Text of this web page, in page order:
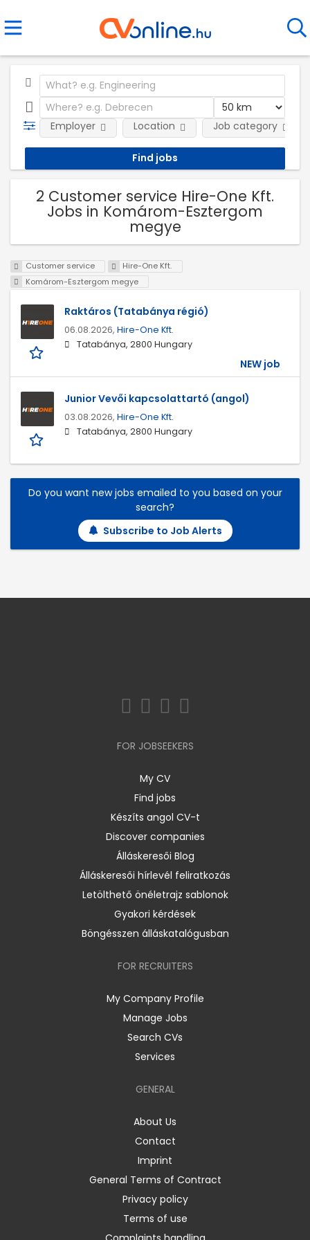
Employer Location Job category
2 Customer service Hire-One Kft.
Jobs in Komárom-Esztergom
megye
Customer service
Hire-One Kft.
Komárom-Esztergom megye
Raktáros (Tatabánya régió)
06.08.2026, Hire-One Kft.
Tatabánya, 2800 Hungary
NEW job
Junior Vevői kapcsolattartó (angol)
03.08.2026, Hire-One Kft.
Tatabánya, 2800 Hungary
Do you want new jobs emailed to you based on your
search?
Subscribe to Job Alerts
FOR JOBSEEKERS
My CV
Find jobs
Készíts angol CV-t
Discover companies
Álláskeresői Blog
Álláskeresői hírlevél feliratkozás
Letölthető önéletrajz sablonok
Gyakori kérdések
Böngésszen álláskatalógusban
FOR RECRUITERS
My Company Profile
Manage Jobs
Search CVs
Services
GENERAL
About Us
Contact
Imprint
General Terms of Contract
Privacy policy
Terms of use